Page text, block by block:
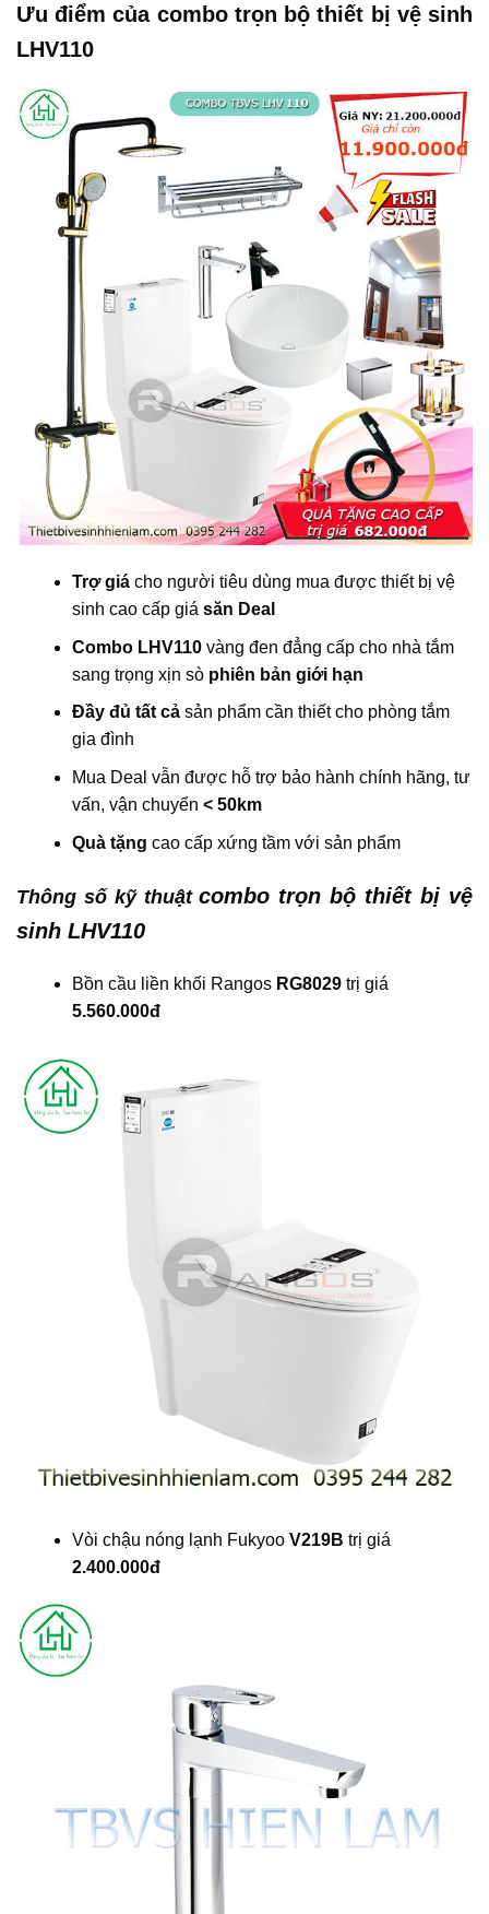
Ưu điểm của combo trọn bộ thiết bị vệ sinh
LHV110
Trợ giácho người tiêu dùng mua được thiết bị vệ
sinh cao cấp giá săn Deal
Combo LHV110vàng đen đẳng cấp cho nhà tắm
sang trọng xịn sò phiên bản giới hạn
Đầy đủ tất cảsản phẩm cần thiết cho phòng tắm
gia đình
Mua Deal vẫn được hỗ trợ bảo hành chính hãng, tư
vấn, vận chuyển < 50km
Quà tặng cao cấp xứng tầm với sản phẩm
Thông số kỹ thuật combo trọn bộ thiết bị vệ
sinh LHV110
Bồn cầu liền khối Rangos RG8029trị giá
5.560.000đ
Vòi chậu nóng lạnh Fukyoo V219B trị giá
2.400.000đ